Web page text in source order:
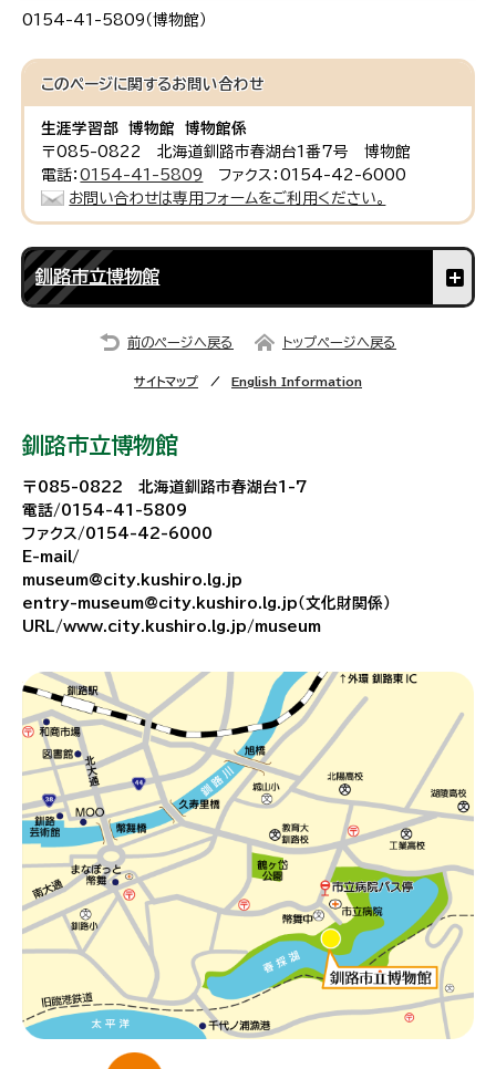
0154-41-5809（博物館）
このページに関するお問い合わせ
生涯学習部 博物館 博物館係
〒085-0822 北海道釧路市春湖台1番7号 博物館
電話：0154-41-5809
ファクス：0154-42-6000
お問い合わせは専用フォームをご利用ください。
釧路市立博物館
前のページへ戻る トップページへ戻る
サイトマップ English Information
釧路市立博物館
〒085-0822 北海道釧路市春湖台1-7
電話/0154-41-5809
ファクス/0154-42-6000
E-mail/
museum@city.kushiro.lg.jp
entry-museum@city.kushiro.lg.jp（文化財関係）
URL/www.city.kushiro.lg.jp/museum